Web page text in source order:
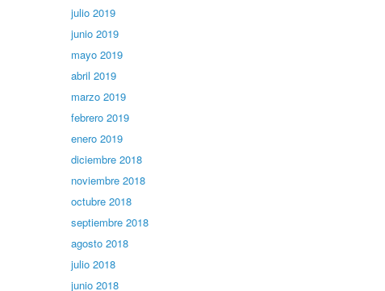
julio 2019
junio 2019
mayo 2019
abril 2019
marzo 2019
febrero 2019
enero 2019
diciembre 2018
noviembre 2018
octubre 2018
septiembre 2018
agosto 2018
julio 2018
junio 2018